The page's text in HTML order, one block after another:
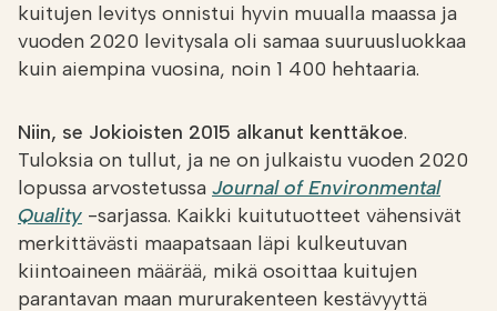
kuitujen levitys onnistui hyvin muualla maassa ja
vuoden 2020 levitysala oli samaa suuruusluokkaa
kuin aiempina vuosina, noin 1 400 hehtaaria.
Niin, se Jokioisten 2015 alkanut kenttäkoe.
Tuloksia on tullut, ja ne on julkaistu vuoden 2020
lopussa arvostetussa Journal of Environmental
Quality -sarjassa. Kaikki kuitutuotteet vähensivät
merkittävästi maapatsaan läpi kulkeutuvan
kiintoaineen määrää, mikä osoittaa kuitujen
parantavan maan mururakenteen kestävyyttä